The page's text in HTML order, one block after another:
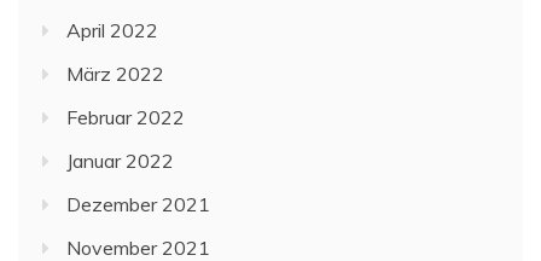
April 2022
März 2022
Februar 2022
Januar 2022
Dezember 2021
November 2021